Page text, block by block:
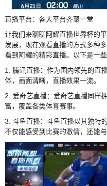
直播平台：各大平台齐聚一堂
让我们来聊聊阿耀直播世界杯的
发展，现在观看直播的方式多种
看到阿耀的精彩直播。以下是一些
1. 腾讯直播：作为国内领先的直
体，画面清晰，直播效果一流。
2. 爱奇艺直播：爱奇艺直播同样
富，覆盖各类体育赛事。
3. 斗鱼直播：斗鱼直播以其独特
不仅能感受到比赛的激情，还能